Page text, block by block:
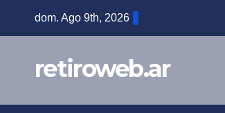
dom. Ago 9th, 2026
retiroweb.ar